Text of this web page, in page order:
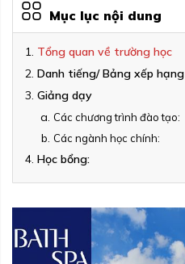
Mục lục nội dung
Tổng quan về trường học
Danh tiếng/ Bảng xếp hạng
Giảng dạy
Các chương trình đào tạo:
Các ngành học chính:
Học bổng: